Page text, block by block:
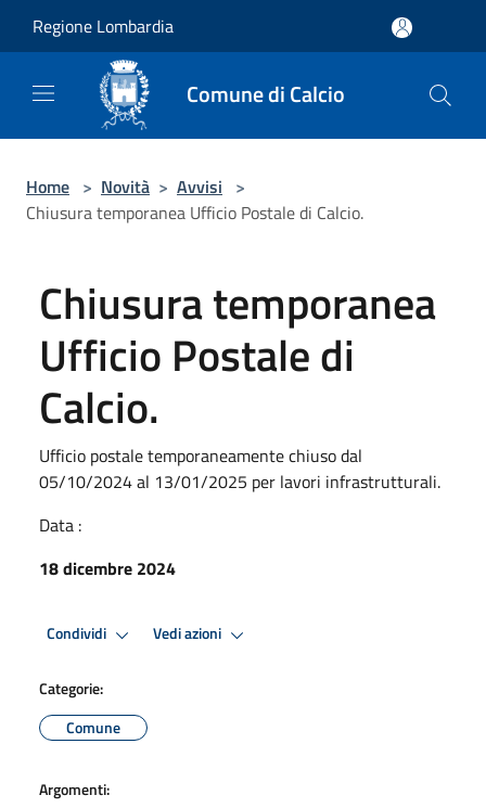
Regione Lombardia
Comune di Calcio
Home > Novità > Avvisi >
Chiusura temporanea Ufficio Postale di Calcio.
Chiusura temporanea
Ufficio Postale di
Calcio.
Ufficio postale temporaneamente chiuso dal
05/10/2024 al 13/01/2025 per lavori infrastrutturali.
Data :
18 dicembre 2024
Condividi Vedi azioni
Categorie:
Comune
Argomenti: